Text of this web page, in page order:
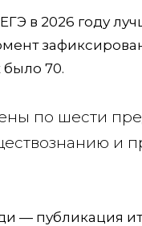
в 2026 году
было 70.
по шести
и
— публикация